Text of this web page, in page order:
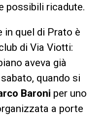
possibili ricadute.
in quel di Prato è
di Via Viotti:
aveva già
quando si
Baroni per uno
a porte